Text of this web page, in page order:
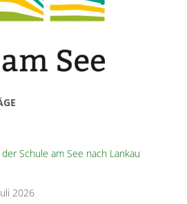
Schule am See nach Lankau
2026